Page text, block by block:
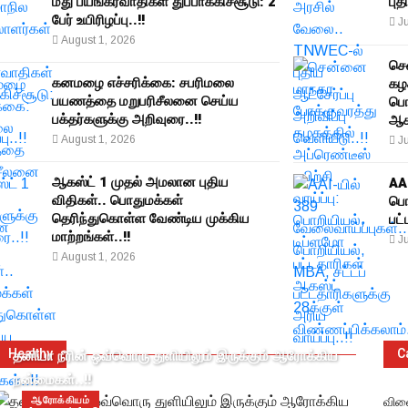
பேர் உயிரிழப்பு..!!
August 1, 2026
கனமழை எச்சரிக்கை: சபரிமலை
பயணத்தை மறுபரிசீலனை செய்ய
பக்தர்களுக்கு அறிவுரை..!!
August 1, 2026
ஆகஸ்ட் 1 முதல் அமலான புதிய
விதிகள்.. பொதுமக்கள்
தெரிந்துகொள்ள வேண்டிய முக்கிய
மாற்றங்கள்..!!
August 1, 2026
Healthy
ஆரோக்கியம்
தனியா நீரின் ஒவ்வொரு துளியிலும் இருக்கும் ஆரோக்கிய
நன்மைகள்..!!